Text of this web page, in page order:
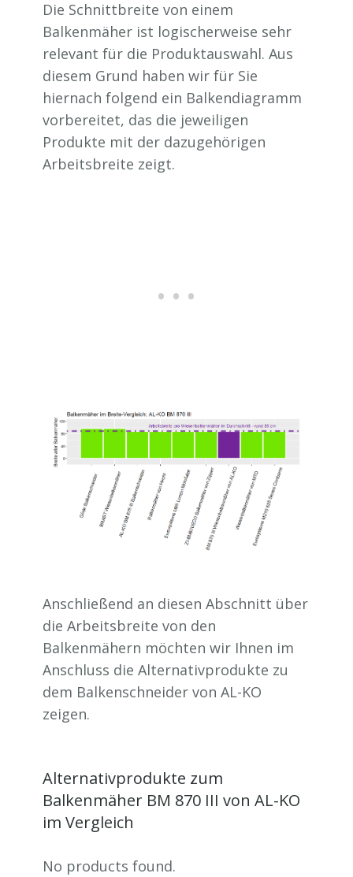
Die Schnittbreite von einem
Balkenmäher ist logischerweise sehr
relevant für die Produktauswahl. Aus
diesem Grund haben wir für Sie
hiernach folgend ein Balkendiagramm
vorbereitet, das die jeweiligen
Produkte mit der dazugehörigen
Arbeitsbreite zeigt.
Anschließend an diesen Abschnitt über
die Arbeitsbreite von den
Balkenmähern möchten wir Ihnen im
Anschluss die Alternativprodukte zu
dem Balkenschneider von AL-KO
zeigen.
Alternativprodukte zum
Balkenmäher BM 870 III von AL-KO
im Vergleich
No products found.